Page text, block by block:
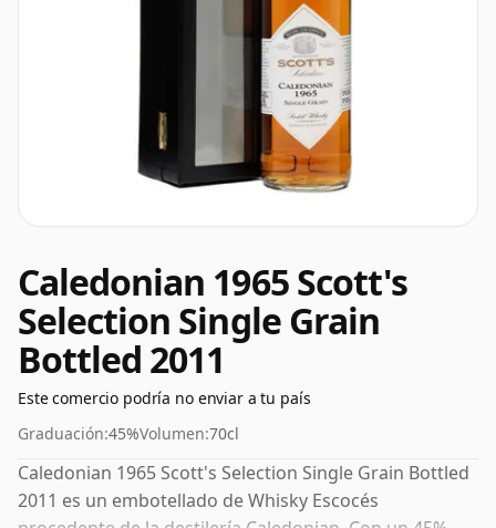
Caledonian 1965 Scott's
Selection Single Grain
Bottled 2011
Este comercio podría no enviar a tu país
Graduación:45%Volumen:70cl
Caledonian 1965 Scott's Selection Single Grain Bottled
2011 es un embotellado de Whisky Escocés